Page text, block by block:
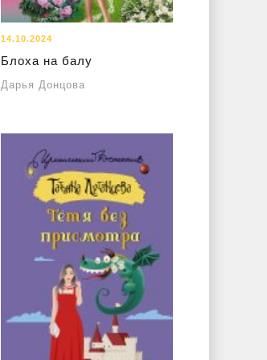
14.10.2024
Блоха на балу
Дарья Донцова